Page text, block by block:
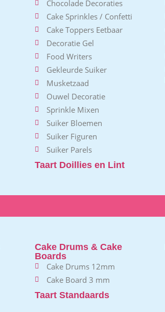
Chocolade Decoraties
Cake Sprinkles / Confetti
Cake Toppers Eetbaar
Decoratie Gel
Food Writers
Gekleurde Suiker
Musketzaad
Ouwel Decoratie
Sprinkle Mixen
Suiker Bloemen
Suiker Figuren
Suiker Parels
Taart Doillies en Lint
Cake Drums & Cake
Boards
Cake Drums 12mm
Cake Board 3 mm
Taart Standaards